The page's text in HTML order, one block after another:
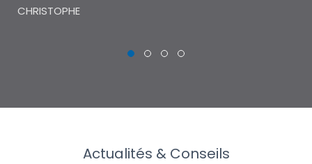
CHRISTOPHE
Actualités & Conseils